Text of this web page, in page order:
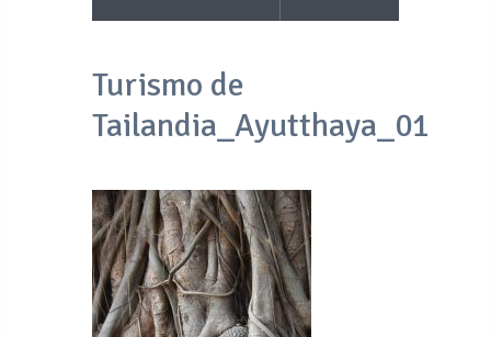
Turismo de
Tailandia_Ayutthaya_01